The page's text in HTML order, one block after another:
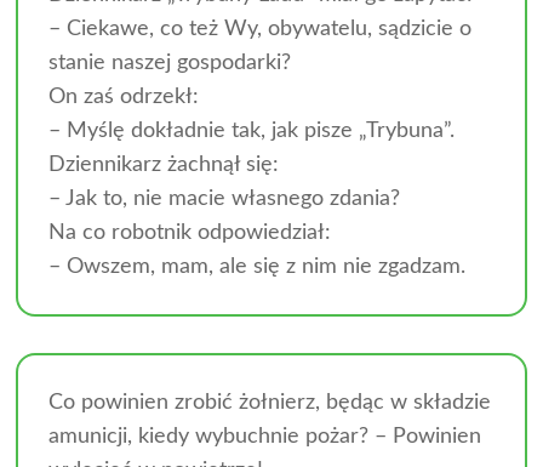
– Ciekawe, co też Wy, obywatelu, sądzicie o
stanie naszej gospodarki?
On zaś odrzekł:
– Myślę dokładnie tak, jak pisze „Trybuna”.
Dziennikarz żachnął się:
– Jak to, nie macie własnego zdania?
Na co robotnik odpowiedział:
– Owszem, mam, ale się z nim nie zgadzam.
Co powinien zrobić żołnierz, będąc w składzie
amunicji, kiedy wybuchnie pożar? – Powinien